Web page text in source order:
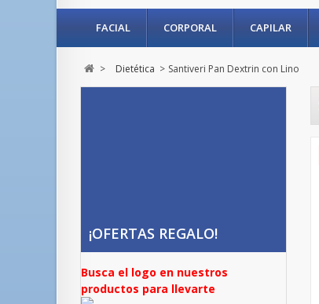
FACIAL CORPORAL CAPILAR
> Dietética > Santiveri Pan Dextrin con Lino
¡OFERTAS REGALO!
Busca el logo en nuestros
productos para llevarte